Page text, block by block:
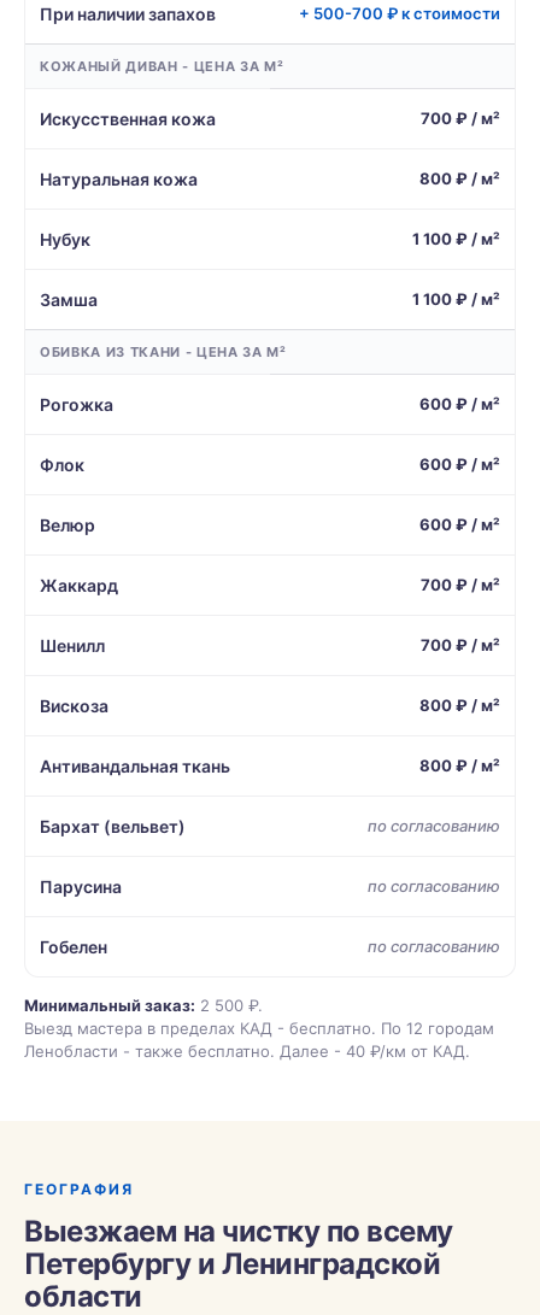
При наличии запахов + 500-700 ₽ к стоимости
КОЖАНЫЙ ДИВАН - ЦЕНА ЗА М²
Искусственная кожа 700 ₽ / м²
Натуральная кожа 800 ₽ / м²
Нубук 1 100 ₽ / м²
Замша 1 100 ₽ / м²
ОБИВКА ИЗ ТКАНИ - ЦЕНА ЗА М²
Рогожка 600 ₽ / м²
Флок 600 ₽ / м²
Велюр 600 ₽ / м²
Жаккард 700 ₽ / м²
Шенилл 700 ₽ / м²
Вискоза 800 ₽ / м²
Антивандальная ткань 800 ₽ / м²
Бархат (вельвет) по согласованию
Парусина по согласованию
Гобелен по согласованию
Минимальный заказ: 2 500 ₽.
Выезд мастера в пределах КАД - бесплатно. По 12 городам
Ленобласти - также бесплатно. Далее - 40 ₽/км от КАД.
ГЕОГРАФИЯ
Выезжаем на чистку по всему
Петербургу и Ленинградской
области